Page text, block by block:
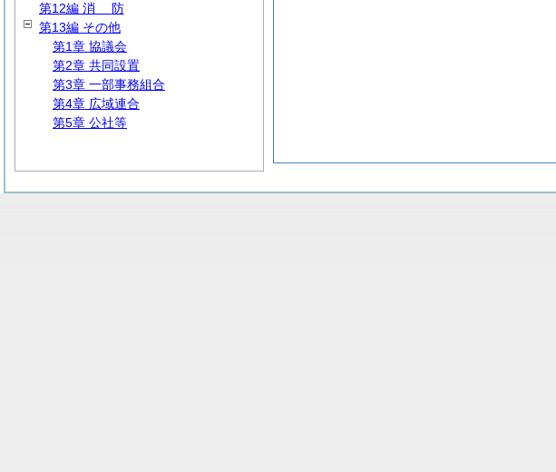
第12編 消 防
第13編 その他
第1章 協議会
第2章 共同設置
第3章 一部事務組合
第4章 広域連合
第5章 公社等